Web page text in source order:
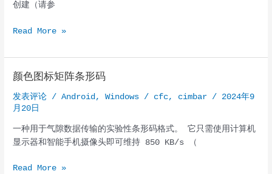
使
RAG
建
一
LLM
应
用
程
创建（请参
Qwen2.5-
Instruct 的
未
经
审
查
本
Read More »
颜色图标矩阵条形码
发表评论 /Android,Windows / cfc, cimbar / 2024年9
月20日
一种用于气隙数据传输的实验性条形码格式。 它只需使用计算机
显示器和智能手机摄像头即可维持 850 KB/s （
颜
Read More »